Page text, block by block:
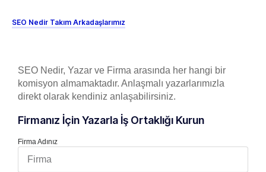
SEO Nedir Takım Arkadaşlarımız
SEO Nedir, Yazar ve Firma arasında her hangi bir
komisyon almamaktadır. Anlaşmalı yazarlarımızla
direkt olarak kendiniz anlaşabilirsiniz.
Firmanız İçin Yazarla İş Ortaklığı Kurun
Firma Adınız